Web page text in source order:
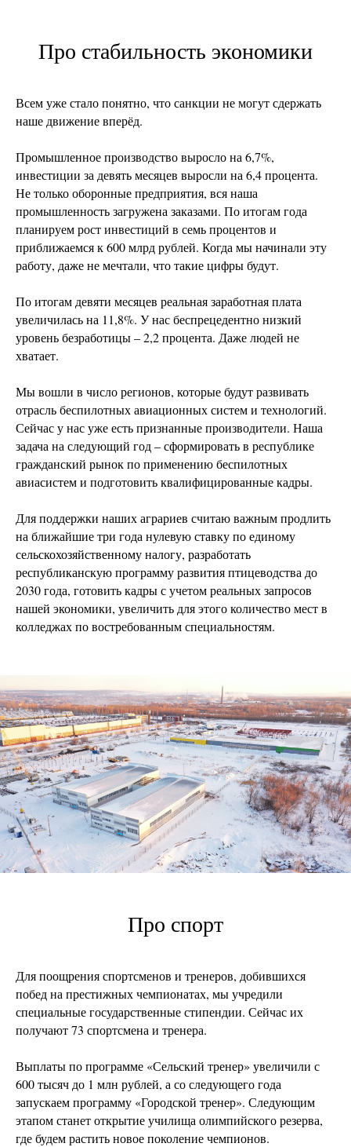
Про стабильность экономики
Всем уже стало понятно, что санкции не могут сдержать
наше движение вперёд.
Промышленное производство выросло на 6,7%,
инвестиции за девять месяцев выросли на 6,4 процента.
Не только оборонные предприятия, вся наша
промышленность загружена заказами. По итогам года
планируем рост инвестиций в семь процентов и
приближаемся к 600 млрд рублей. Когда мы начинали эту
работу, даже не мечтали, что такие цифры будут.
По итогам девяти месяцев реальная заработная плата
увеличилась на 11,8%. У нас беспрецедентно низкий
уровень безработицы – 2,2 процента. Даже людей не
хватает.
Мы вошли в число регионов, которые будут развивать
отрасль беспилотных авиационных систем и технологий.
Сейчас у нас уже есть признанные производители. Наша
задача на следующий год – сформировать в республике
гражданский рынок по применению беспилотных
авиасистем и подготовить квалифицированные кадры.
Для поддержки наших аграриев считаю важным продлить
на ближайшие три года нулевую ставку по единому
сельскохозяйственному налогу, разработать
республиканскую программу развития птицеводства до
2030 года, готовить кадры с учетом реальных запросов
нашей экономики, увеличить для этого количество мест в
колледжах по востребованным специальностям.
Про спорт
Для поощрения спортсменов и тренеров, добившихся
побед на престижных чемпионатах, мы учредили
специальные государственные стипендии. Сейчас их
получают 73 спортсмена и тренера.
Выплаты по программе «Сельский тренер» увеличили с
600 тысяч до 1 млн рублей, а со следующего года
запускаем программу «Городской тренер». Следующим
этапом станет открытие училища олимпийского резерва,
где будем растить новое поколение чемпионов.